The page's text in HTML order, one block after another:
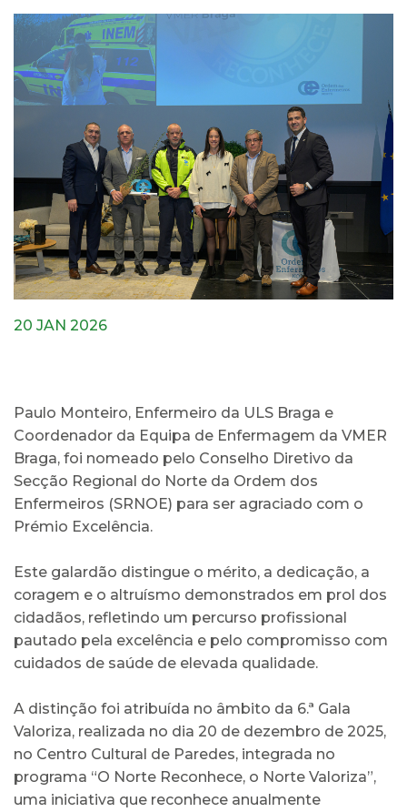
20 JAN 2026
Paulo Monteiro, Enfermeiro da ULS Braga e
Coordenador da Equipa de Enfermagem da VMER
Braga, foi nomeado pelo Conselho Diretivo da
Secção Regional do Norte da Ordem dos
Enfermeiros (SRNOE) para ser agraciado com o
Prémio Excelência.
Este galardão distingue o mérito, a dedicação, a
coragem e o altruísmo demonstrados em prol dos
cidadãos, refletindo um percurso profissional
pautado pela excelência e pelo compromisso com
cuidados de saúde de elevada qualidade.
A distinção foi atribuída no âmbito da 6.ª Gala
Valoriza, realizada no dia 20 de dezembro de 2025,
no Centro Cultural de Paredes, integrada no
programa “O Norte Reconhece, o Norte Valoriza”,
uma iniciativa que reconhece anualmente